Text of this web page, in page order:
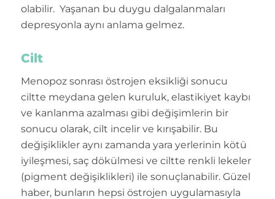
olabilir. Yaşanan bu duygu dalgalanmaları
depresyonla aynı anlama gelmez.
Cilt
Menopoz sonrası östrojen eksikliği sonucu
ciltte meydana gelen kuruluk, elastikiyet kaybı
ve kanlanma azalması gibi değişimlerin bir
sonucu olarak, cilt incelir ve kırışabilir. Bu
değişiklikler aynı zamanda yara yerlerinin kötü
iyileşmesi, saç dökülmesi ve ciltte renkli lekeler
(pigment değişiklikleri) ile sonuçlanabilir. Güzel
haber, bunların hepsi östrojen uygulamasıyla